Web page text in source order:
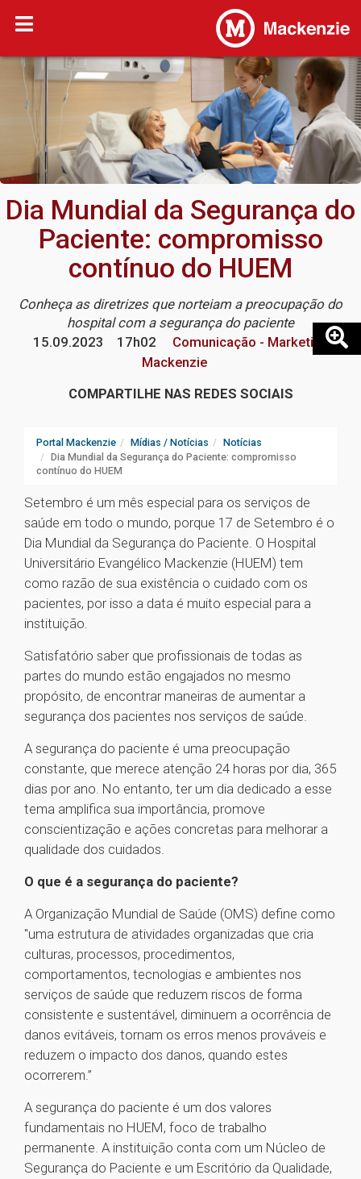
Dia Mundial da Segurança do
Paciente: compromisso
contínuo do HUEM
Conheça as diretrizes que norteiam a preocupação do
hospital com a segurança do paciente
15.09.2023
17h02
Comunicação - Marketing
Mackenzie
COMPARTILHE NAS REDES SOCIAIS
Portal Mackenzie Mídias / Notícias
Notícias
Dia Mundial da Segurança do Paciente: compromisso
contínuo do HUEM
Setembro é um mês especial para os serviços de
saúde em todo o mundo, porque 17 de Setembro é o
Dia Mundial da Segurança do Paciente. O Hospital
Universitário Evangélico Mackenzie (HUEM) tem
como razão de sua existência o cuidado com os
pacientes, por isso a data é muito especial para a
instituição.
Satisfatório saber que profissionais de todas as
partes do mundo estão engajados no mesmo
propósito, de encontrar maneiras de aumentar a
segurança dos pacientes nos serviços de saúde.
A segurança do paciente é uma preocupação
constante, que merece atenção 24 horas por dia, 365
dias por ano. No entanto, ter um dia dedicado a esse
tema amplifica sua importância, promove
conscientização e ações concretas para melhorar a
qualidade dos cuidados.
O que é a segurança do paciente?
A Organização Mundial de Saúde (OMS) define como
"uma estrutura de atividades organizadas que cria
culturas, processos, procedimentos,
comportamentos, tecnologias e ambientes nos
serviços de saúde que reduzem riscos de forma
consistente e sustentável, diminuem a ocorrência de
danos evitáveis, tornam os erros menos prováveis e
reduzem o impacto dos danos, quando estes
ocorrerem.”
A segurança do paciente é um dos valores
fundamentais no HUEM, foco de trabalho
permanente. A instituição conta com um Núcleo de
Segurança do Paciente e um Escritório da Qualidade,